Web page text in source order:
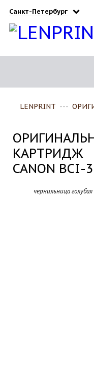
Санкт-Петербург
LENPRINT ---
КАРТРИДЖ
CANON BCI-
чернильница голубая